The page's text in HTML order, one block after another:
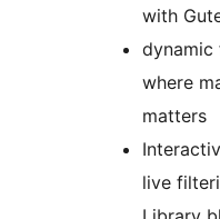
with
dynamic
where
matters
live